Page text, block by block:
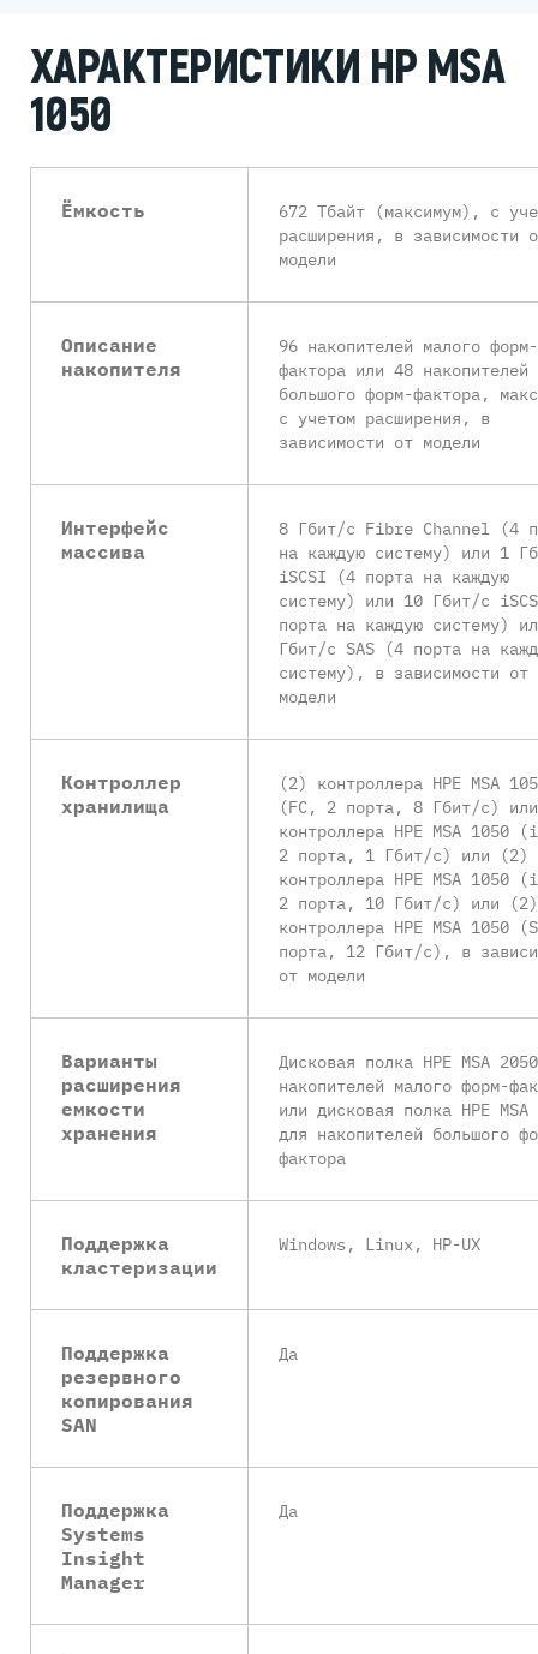
ХАРАКТЕРИСТИКИ HP MSA
1050
Ёмкость
672 Тбайт (максимум), с
расширения, в зависимости
модели
Описание
накопителя
96 накопителей малого форм-
фактора или 48 накопителей
большого форм-фактора,
с учетом расширения, в
зависимости от модели
Интерфейс
массива
8 Гбит/с Fibre Channel (4
на каждую систему) или 1
iSCSI (4 порта на каждую
систему) или 10 Гбит/с
порта на каждую систему)
Гбит/с SAS (4 порта на
систему), в зависимости от
модели
Контроллер
хранилища
(2) контроллера HPE MSA
(FC, 2 порта, 8 Гбит/с)
контроллера HPE MSA 1050
2 порта, 1 Гбит/с) или (2)
контроллера HPE MSA 1050
2 порта, 10 Гбит/с) или (2)
контроллера HPE MSA 1050
порта, 12 Гбит/с), в
от модели
Варианты
расширения
емкости
хранения
Дисковая полка HPE MSA
накопителей малого форм-
или дисковая полка HPE MSA
для накопителей большого
фактора
Поддержка
кластеризации
Windows, Linux, HP-UX
Поддержка
резервного
копирования
SAN
Да
Поддержка
Systems
Insight
Manager
Да